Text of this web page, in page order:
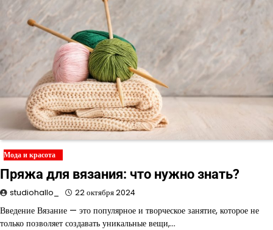
Мода и красота
Пряжа для вязания: что нужно знать?
studiohallo_ 22 октября 2024
Введение Вязание — это популярное и творческое занятие, которое не
только позволяет создавать уникальные вещи,…